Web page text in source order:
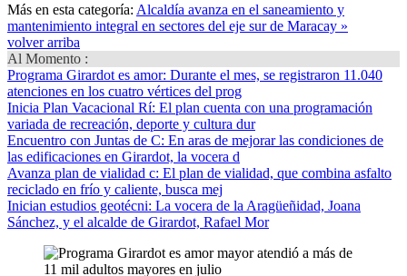
Más en esta categoría: Alcaldía avanza en el saneamiento y
mantenimiento integral en sectores del eje sur de Maracay »
volver arriba
Al Momento :
Programa Girardot es amor: Durante el mes, se registraron 11.040
atenciones en los cuatro vértices del prog
Inicia Plan Vacacional Rí: El plan cuenta con una programación
variada de recreación, deporte y cultura dur
Encuentro con Juntas de C: En aras de mejorar las condiciones de
las edificaciones en Girardot, la vocera d
Avanza plan de vialidad c: El plan de vialidad, que combina asfalto
reciclado en frío y caliente, busca mej
Inician estudios geotécni: La vocera de la Aragüeñidad, Joana
Sánchez, y el alcalde de Girardot, Rafael Mor